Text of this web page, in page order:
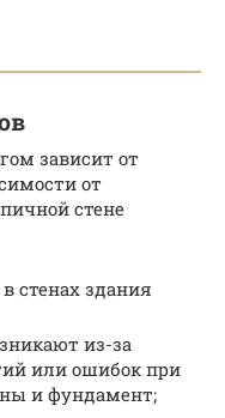
зависит от
от
стене
стенах здания
из-за
или ошибок при
и фундамент;